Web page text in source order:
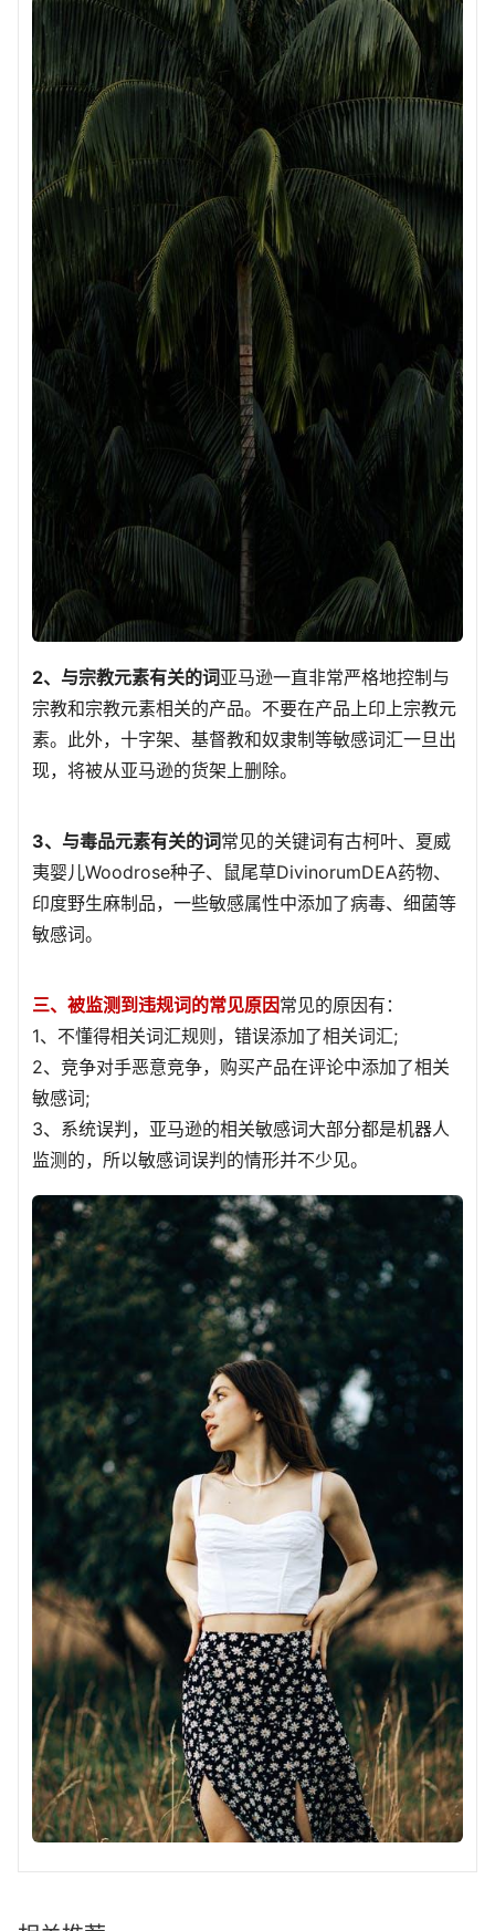
2、与宗教元素有关的词亚马逊一直非常严格地控制与
宗教和宗教元素相关的产品。不要在产品上印上宗教元
素。此外，十字架、基督教和奴隶制等敏感词汇一旦出
现，将被从亚马逊的货架上删除。
3、与毒品元素有关的词常见的关键词有古柯叶、夏威
夷婴儿Woodrose种子、鼠尾草DivinorumDEA药物、
印度野生麻制品，一些敏感属性中添加了病毒、细菌等
敏感词。
三、被监测到违规词的常见原因常见的原因有：
1、不懂得相关词汇规则，错误添加了相关词汇;
2、竞争对手恶意竞争，购买产品在评论中添加了相关
敏感词;
3、系统误判，亚马逊的相关敏感词大部分都是机器人
监测的，所以敏感词误判的情形并不少见。